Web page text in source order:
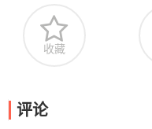
收藏
评论